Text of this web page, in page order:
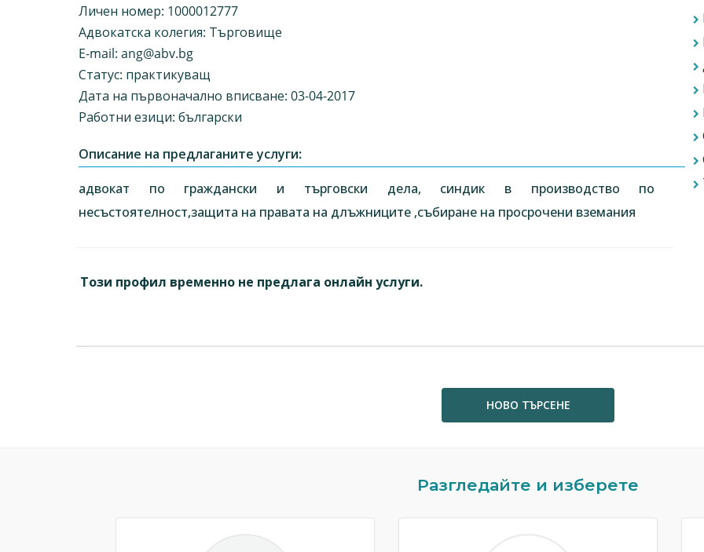
Личен номер: 1000012777
Адвокатска колегия: Търговище
E-mail: ang@abv.bg
Статус: практикуващ
Дата на първоначално вписване: 03-04-2017
Работни езици: български
Описание на предлаганите услуги:
адвокат по граждански и търговски дела, синдик в производство по
несъстоятелност,защита на правата на длъжниците ,събиране на просрочени вземания
Този профил временно не предлага онлайн услуги.
НОВО ТЪРСЕНЕ
Разгледайте и изберете